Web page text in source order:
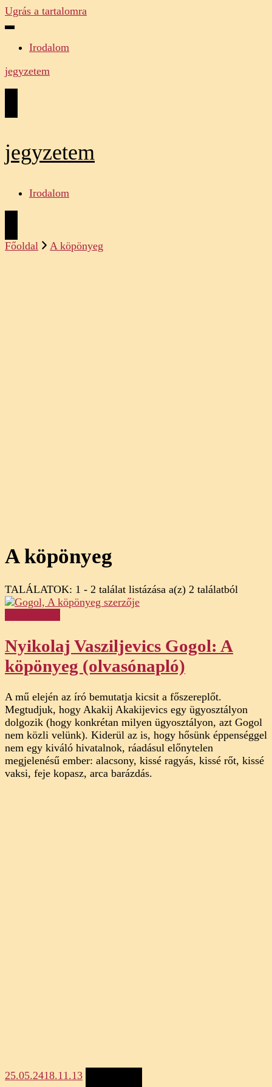
Ugrás a tartalomra
Irodalom
jegyzetem
jegyzetem
Irodalom
Főoldal A köpönyeg
A köpönyeg
TALÁLATOK: 1 - 2 találat listázása a(z) 2 találatból
Nyikolaj Vasziljevics Gogol: A
köpönyeg (olvasónapló)
A mű elején az író bemutatja kicsit a főszereplőt.
Megtudjuk, hogy Akakij Akakijevics egy ügyosztályon
dolgozik (hogy konkrétan milyen ügyosztályon, azt Gogol
nem közli velünk). Kiderül az is, hogy hősünk éppenséggel
nem egy kiváló hivatalnok, ráadásul előnytelen
megjelenésű ember: alacsony, kissé ragyás, kissé rőt, kissé
vaksi, feje kopasz, arca barázdás.
25.05.2418.11.13